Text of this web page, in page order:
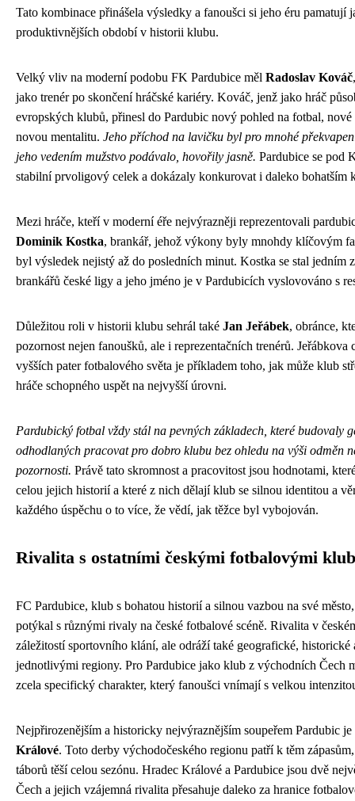
Tato kombinace přinášela výsledky a fanoušci si jeho éru pamatují
produktivnějších období v historii klubu.
Velký vliv na moderní podobu FK Pardubice měl Radoslav Kováč
jako trenér po skončení hráčské kariéry. Kováč, jenž jako hráč
evropských klubů, přinesl do Pardubic nový pohled na fotbal, nové
novou mentalitu. Jeho příchod na lavičku byl pro mnohé
jeho vedením mužstvo podávalo, hovořily jasně. Pardubice se pod
stabilní prvoligový celek a dokázaly konkurovat i daleko bohatším
Mezi hráče, kteří v moderní éře nejvýrazněji reprezentovali
Dominik Kostka, brankář, jehož výkony byly mnohdy klíčovým
byl výsledek nejistý až do posledních minut. Kostka se stal jedním
brankářů české ligy a jeho jméno je v Pardubicích vyslovováno s
Důležitou roli v historii klubu sehrál také Jan Jeřábek, obránce,
pozornost nejen fanoušků, ale i reprezentačních trenérů. Jeřábkova
vyšších pater fotbalového světa je příkladem toho, jak může klub
hráče schopného uspět na nejvyšší úrovni.
Pardubický fotbal vždy stál na pevných základech, které budovaly
odhodlaných pracovat pro dobro klubu bez ohledu na výši odměn
pozornosti. Právě tato skromnost a pracovitost jsou hodnotami,
celou jejich historií a které z nich dělají klub se silnou identitou a
každého úspěchu o to více, že vědí, jak těžce byl vybojován.
Rivalita s ostatními českými fotbalovými
FC Pardubice, klub s bohatou historií a silnou vazbou na své
potýkal s různými rivaly na české fotbalové scéně. Rivalita v
záležitostí sportovního klání, ale odráží také geografické, historické
jednotlivými regiony. Pro Pardubice jako klub z východních Čech
zcela specifický charakter, který fanoušci vnímají s velkou
Nejpřirozenějším a historicky nejvýraznějším soupeřem Pardubic
Králové. Toto derby východočeského regionu patří k těm
táborů těší celou sezónu. Hradec Králové a Pardubice jsou dvě
Čech a jejich vzájemná rivalita přesahuje daleko za hranice